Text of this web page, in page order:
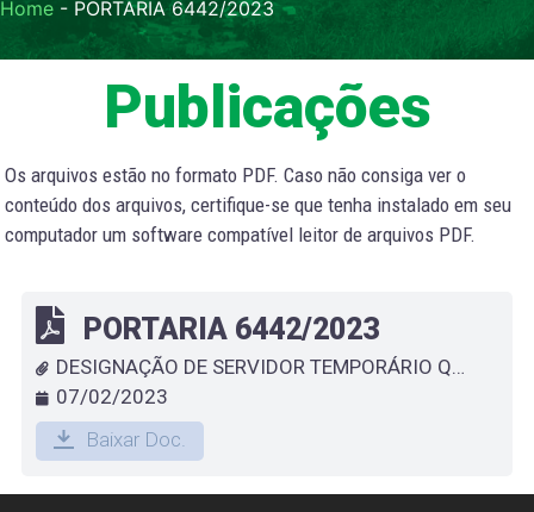
Home - PORTARIA 6442/2023
Publicações
Os arquivos estão no formato PDF. Caso não consiga ver o
conteúdo dos arquivos, certifique-se que tenha instalado em seu
computador um software compatível leitor de arquivos PDF.
PORTARIA 6442/2023
DESIGNAÇÃO DE SERVIDOR TEMPORÁRIO QUE ESPECIFICA - NILCEIA VIANA PIMENTA
07/02/2023
Baixar Doc.